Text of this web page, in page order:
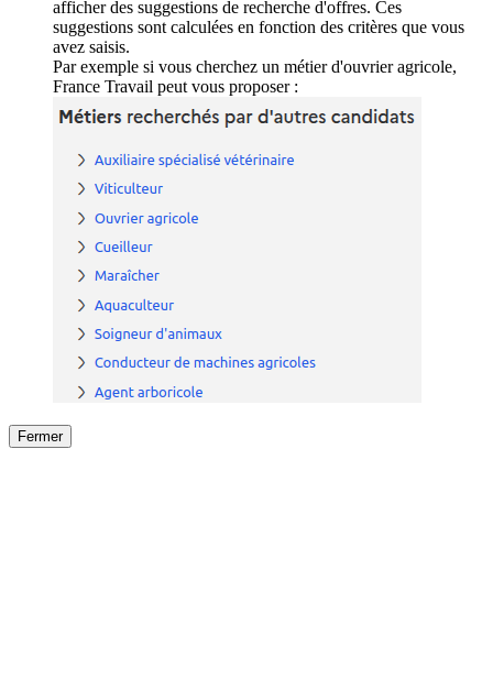
afficher des suggestions de recherche d'offres. Ces
suggestions sont calculées en fonction des critères que vous
avez saisis.
Par exemple si vous cherchez un métier d'ouvrier agricole,
France Travail peut vous proposer :
Fermer